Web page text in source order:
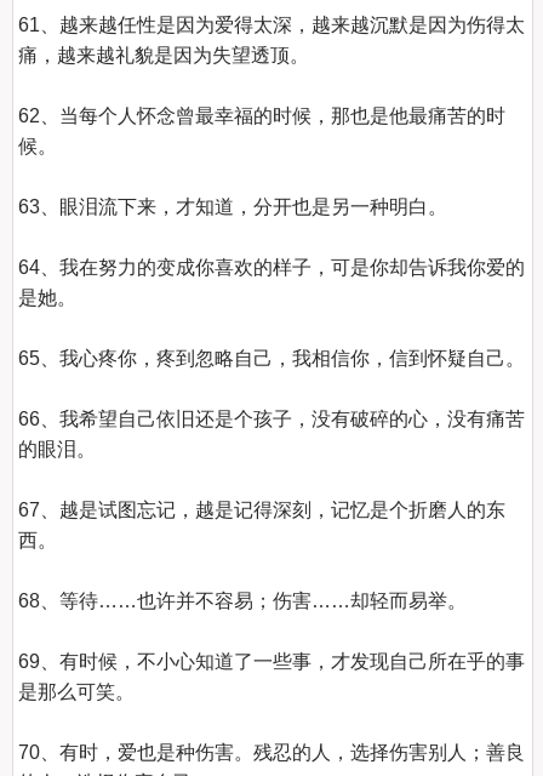
61、越来越任性是因为爱得太深，越来越沉默是因为伤得太
痛，越来越礼貌是因为失望透顶。
62、当每个人怀念曾最幸福的时候，那也是他最痛苦的时
候。
63、眼泪流下来，才知道，分开也是另一种明白。
64、我在努力的变成你喜欢的样子，可是你却告诉我你爱的
是她。
65、我心疼你，疼到忽略自己，我相信你，信到怀疑自己。
66、我希望自己依旧还是个孩子，没有破碎的心，没有痛苦
的眼泪。
67、越是试图忘记，越是记得深刻，记忆是个折磨人的东
西。
68、等待……也许并不容易；伤害……却轻而易举。
69、有时候，不小心知道了一些事，才发现自己所在乎的事
是那么可笑。
70、有时，爱也是种伤害。残忍的人，选择伤害别人；善良